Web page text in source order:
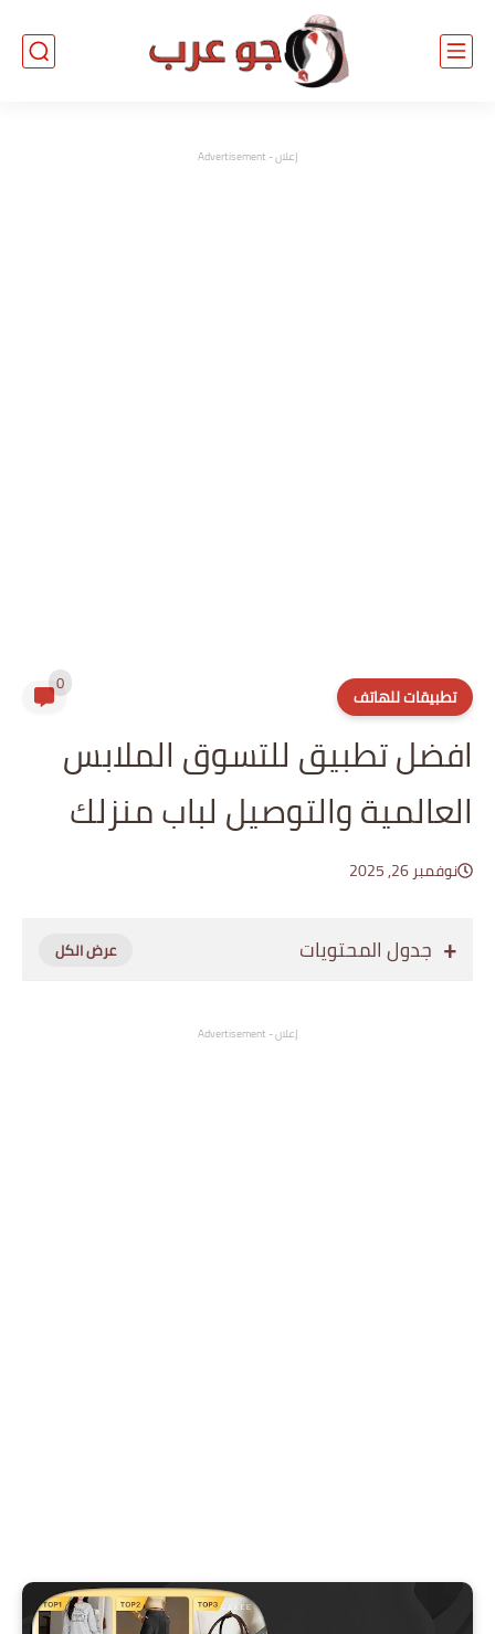
إعلان - Advertisement
تطبيقات للهاتف 0
افضل تطبيق للتسوق الملابس
العالمية والتوصيل لباب منزلك
نوفمبر 26, 2025
جدول المحتويات
إعلان - Advertisement